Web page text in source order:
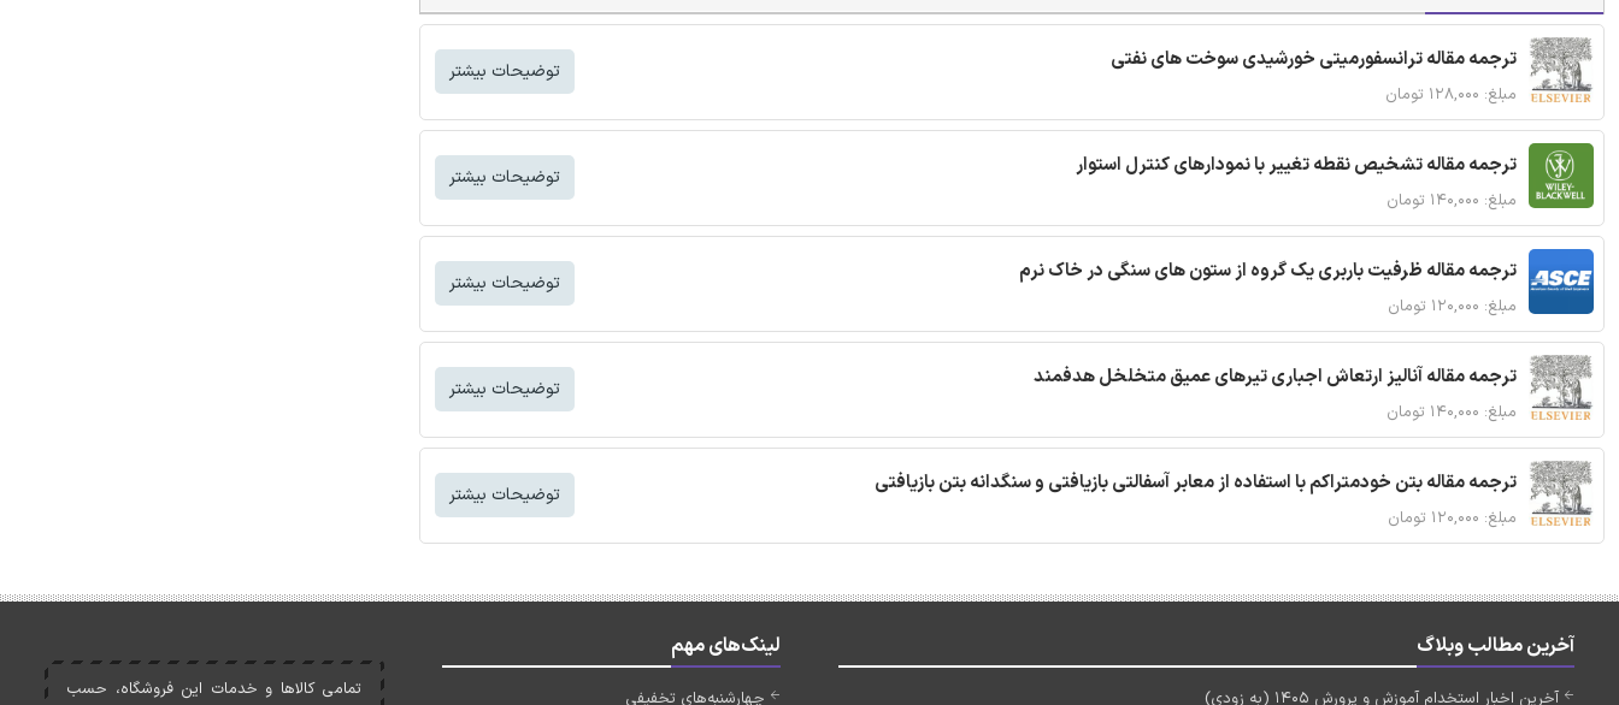
ترجمه مقاله ترانسفورمیتی خورشیدی سوخت های نفتی
مبلغ: ۱۲۸,۰۰۰ تومان
توضیحات بیشتر
ترجمه مقاله تشخیص نقطه تغییر با نمودارهای کنترل استوار
مبلغ: ۱۴۰,۰۰۰ تومان
توضیحات بیشتر
ترجمه مقاله ظرفیت باربری یک گروه از ستون های سنگی در خاک نرم
مبلغ: ۱۲۰,۰۰۰ تومان
توضیحات بیشتر
ترجمه مقاله آنالیز ارتعاش اجباری تیرهای عمیق متخلخل هدفمند
مبلغ: ۱۴۰,۰۰۰ تومان
توضیحات بیشتر
ترجمه مقاله بتن خودمتراکم با استفاده از معابر آسفالتی بازیافتی و سنگدانه بتن بازیافتی
مبلغ: ۱۲۰,۰۰۰ تومان
توضیحات بیشتر
آخرین مطالب وبلاگ
آخرین اخبار استخدام آموزش و پرورش 1405 (به زودی)
لینک‌های مهم
چهارشنبه‌های تخفیفی
تمامی کالاها و خدمات اين فروشگاه، حسب